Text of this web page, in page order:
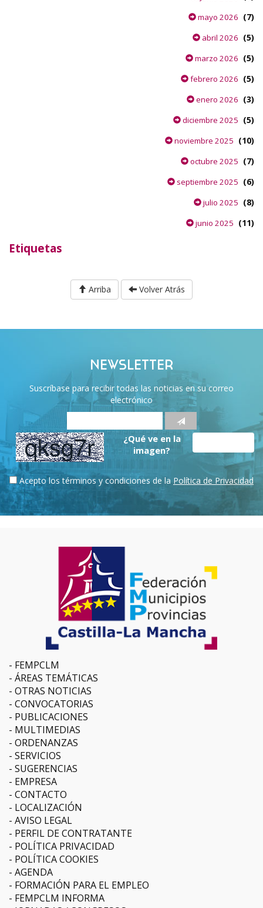
mayo 2026 (7)
abril 2026 (5)
marzo 2026 (5)
febrero 2026 (5)
enero 2026 (3)
diciembre 2025 (5)
noviembre 2025 (10)
octubre 2025 (7)
septiembre 2025 (6)
julio 2025 (8)
junio 2025 (11)
Etiquetas
Arriba Volver Atrás
NEWSLETTER
Suscríbase para recibir todas las noticias en su correo
electrónico
¿Qué ve en la
imagen?
Acepto los términos y condiciones de la Política de Privacidad
FEMPCLM
ÁREAS TEMÁTICAS
OTRAS NOTICIAS
CONVOCATORIAS
PUBLICACIONES
MULTIMEDIAS
ORDENANZAS
SERVICIOS
SUGERENCIAS
EMPRESA
CONTACTO
LOCALIZACIÓN
AVISO LEGAL
PERFIL DE CONTRATANTE
POLÍTICA PRIVACIDAD
POLÍTICA COOKIES
AGENDA
FORMACIÓN PARA EL EMPLEO
FEMPCLM INFORMA